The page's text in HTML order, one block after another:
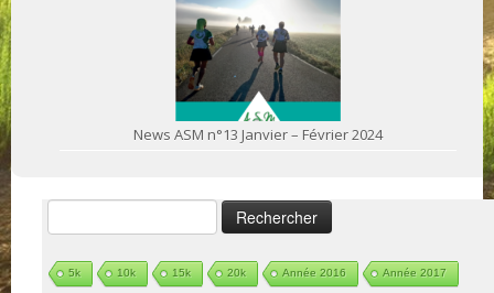
News ASM n°13 Janvier – Février 2024
Rechercher :
5k 10k 15k 20k Année 2016 Année 2017